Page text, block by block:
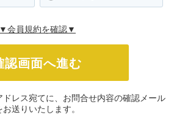
▼会員規約を確認▼
レス宛てに、お問合せ内容の確認メール
お送りいたします。